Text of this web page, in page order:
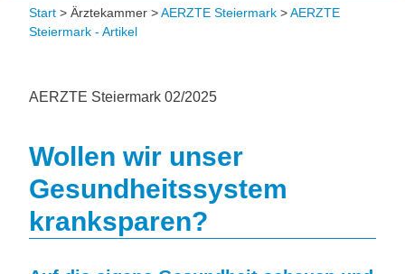
Start > Ärztekammer >AERZTE Steiermark >AERZTE
Steiermark - Artikel
AERZTE Steiermark 02/2025
Wollen wir unser
Gesundheitssystem
kranksparen?